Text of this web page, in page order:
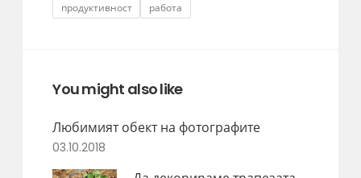
продуктивност
работа
You might also like
Любимият обект на фотографите
03.10.2018